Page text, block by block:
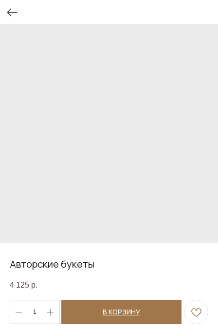
Авторские букеты
4 125 р.
В КОРЗИНУ